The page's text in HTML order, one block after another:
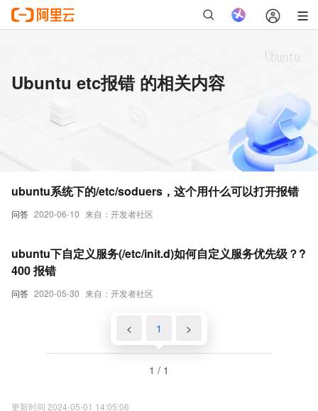
Ubuntu etc报错 的相关内容
问答 2020-06-10 来自：开发者社区
ubuntu系统下的/etc/soduers，这个用什么可以打开报错
问答 2020-05-30 来自：开发者社区
ubuntu下自定义服务(/etc/init.d)如何自定义服务优先级？?
400 报错
< 1 >
1 / 1
更新时间 2024-05-01 14:05:06